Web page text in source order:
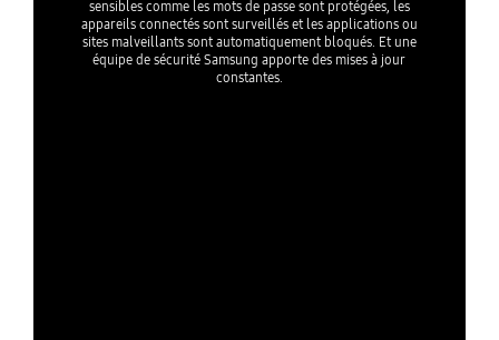
sensibles comme les mots de passe sont protégées, les
appareils connectés sont surveillés et les applications ou
sites malveillants sont automatiquement bloqués. Et une
équipe de sécurité Samsung apporte des mises à jour
constantes.